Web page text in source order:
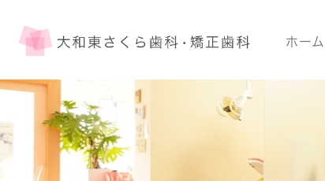
ホーム